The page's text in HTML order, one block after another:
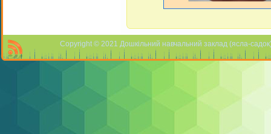
Copyright © 2021 Дошкільний навчальний заклад (ясла-